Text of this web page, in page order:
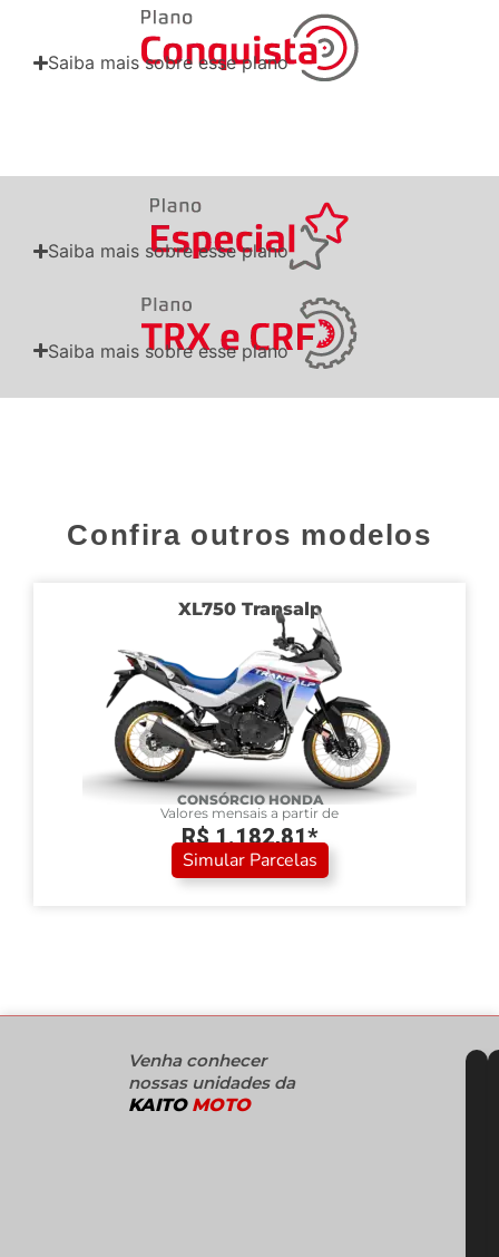
Saiba mais sobre esse plano
Saiba mais sobre esse plano
Saiba mais sobre esse plano
Confira outros modelos
XL750 Transalp
CONSÓRCIO HONDA
Valores mensais a partir de
R$ 1.182,81*
Simular Parcelas
Venha conhecer
nossas unidades da
KAITO MOTO